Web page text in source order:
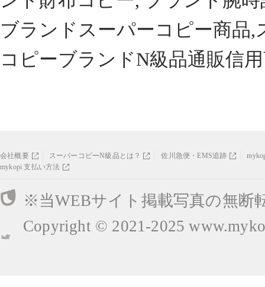
ブランドスーパーコピー商品
コピーブランドN級品通販信
会社概要 スーパーコピーN級品とは？ 佐川急便・EMS追跡
mykopi 支払い方法
※当WEBサイト掲載写真の無断
Copyright © 2021-2025